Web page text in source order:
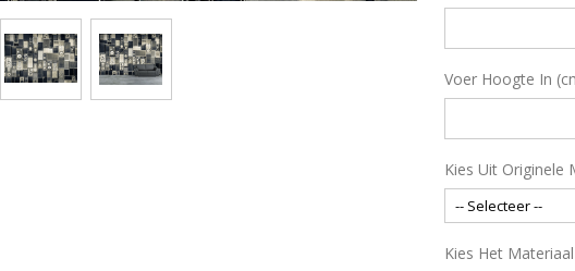
Voer Hoogte In
Kies Uit Originele
Kies Het Materiaal